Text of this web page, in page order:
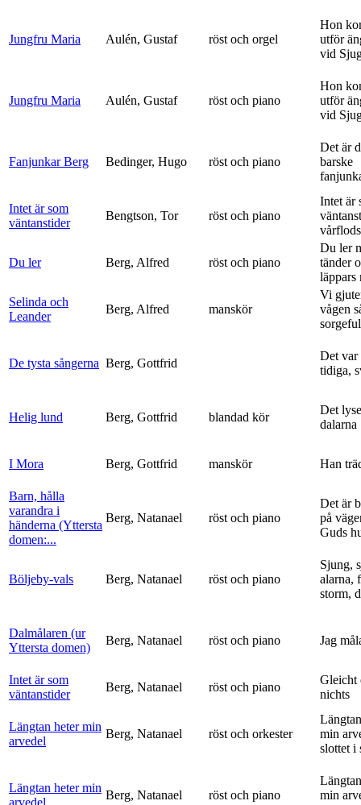
Jungfru Maria Aulén, Gustaf röst och orgel
Hon
utför
vid
Jungfru Maria Aulén, Gustaf röst och piano
Hon
utför
vid
Fanjunkar Berg Bedinger, Hugo röst och piano
Det är
barske
Intet är som
väntanstider
Bengtson, Tor röst och piano
Intet är
Du ler Berg, Alfred röst och piano
Du ler
tänder
läppars
Selinda och
Leander
Berg, Alfred manskör
Vi
vågen
De tysta sångerna Berg, Gottfrid
Det var
tidiga,
Helig lund Berg, Gottfrid blandad kör
Det
dalarna
I Mora Berg, Gottfrid manskör Han
Barn, hålla
varandra i
händerna (Yttersta
domen:...
Berg, Natanael röst och piano
Det är
på
Guds
Böljeby-vals Berg, Natanael röst och piano
Sjung,
alarna,
storm,
Dalmålaren (ur
Yttersta domen)
Berg, Natanael röst och piano Jag
Intet är som
väntanstider
Berg, Natanael röst och piano
Gleicht
nichts
Längtan heter min
arvedel
Berg, Natanael röst och orkester
min
slottet i
Längtan heter min
arvedel
Berg, Natanael röst och piano
min